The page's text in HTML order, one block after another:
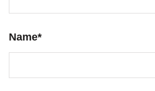
Name*